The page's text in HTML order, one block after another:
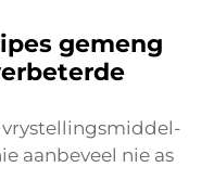
gemeng
vrystellingsmiddel-
aanbeveel nie as